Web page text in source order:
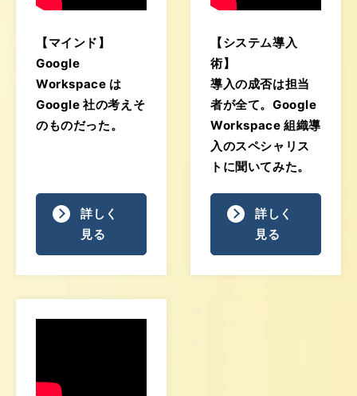
【マインド】
Google
Workspace は
Google 社の考えそ
のものだった。
詳しく
見る
【システム導入
術】
導入の成否は担当
者が全て。Google
Workspace 組織導
入のスペシャリス
トに聞いてみた。
詳しく
見る